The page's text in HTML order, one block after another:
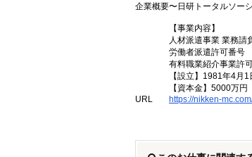
企業概要〜日研トータルソー
【事業内容】
人材派遣事業 業務請
労働者派遣許可番
有料職業紹介事業
【設立】1981年4月1
【資本金】5000万円
URL
https://nikken-